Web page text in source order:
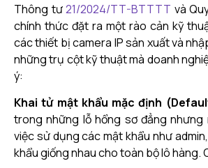
Thông tư21/2024/TT-BTTTT và
chính thức đặt ra một rào cản kỹ
các thiết bị camera IP sản xuất và
những trụ cột kỹ thuật mà doanh
ý:
Khai tử mật khẩu mặc định
trong những lỗ hổng sơ đẳng nhưng
việc sử dụng các mật khẩu như
khẩu giống nhau cho toàn bộ lô hàng.